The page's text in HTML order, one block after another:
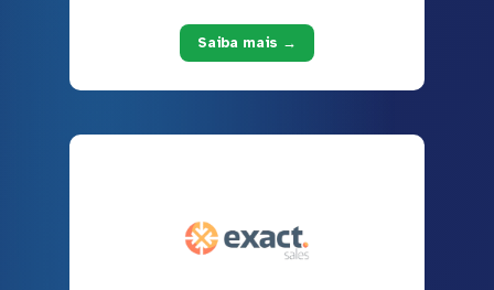
Saiba mais →